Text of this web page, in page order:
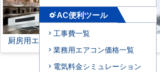
厨房用エアコン 寒冷地用エアコン
settings_suggestAC便利ツール
工事費一覧
業務用エアコン価格一覧
電気料金シミュレーション